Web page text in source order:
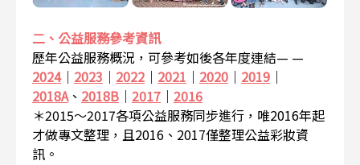
二、公益服務參考資訊
歷年公益服務概況，可參考如後各年度連結— —
2024｜ 2023 ｜ 2022 ｜ 2021 ｜ 2020 ｜ 2019 ｜
2018A、 2018B ｜ 2017 ｜ 2016
＊2015～2017各項公益服務同步進行，唯2016年起
才做專文整理，且2016、2017僅整理公益彩妝資
訊。